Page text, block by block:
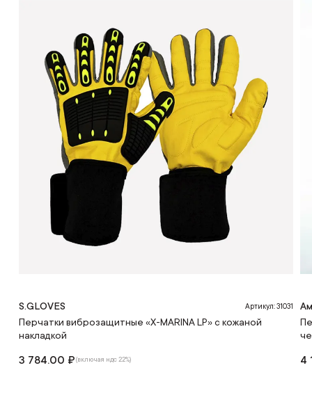
S.GLOVES Артикул: 31031
Перчатки виброзащитные «X-MARINA LP» с кожаной
накладкой
3 784.00 ₽(включая ндс 22%) 4